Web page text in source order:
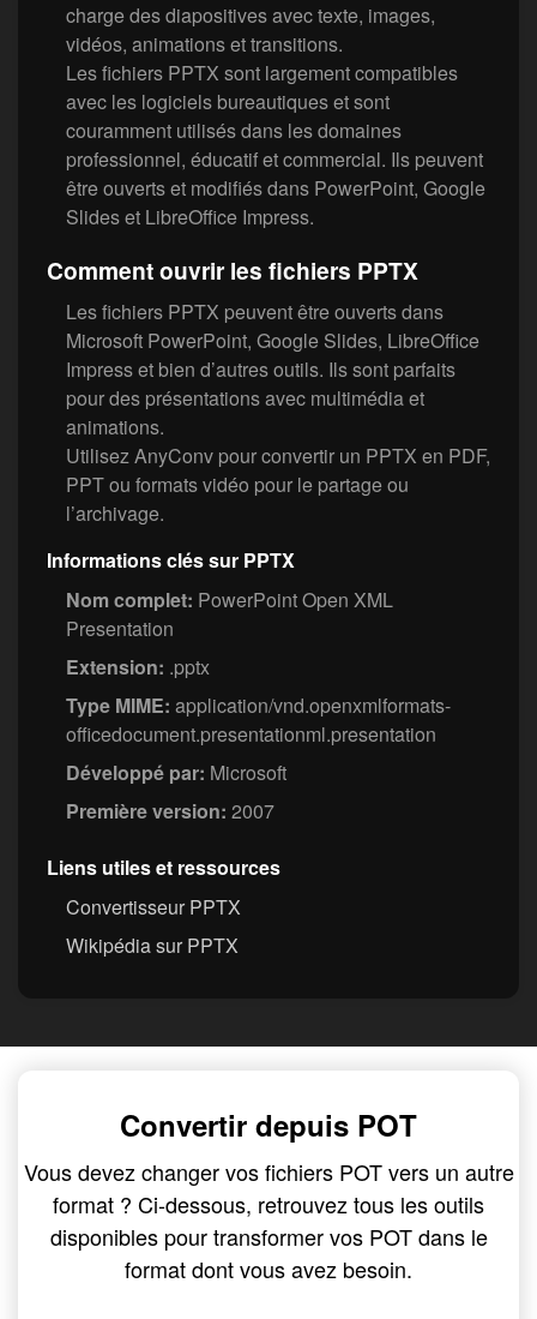
charge des diapositives avec texte, images,
vidéos, animations et transitions.
Les fichiers PPTX sont largement compatibles
avec les logiciels bureautiques et sont
couramment utilisés dans les domaines
professionnel, éducatif et commercial. Ils peuvent
être ouverts et modifiés dans PowerPoint, Google
Slides et LibreOffice Impress.
Comment ouvrir les fichiers PPTX
Les fichiers PPTX peuvent être ouverts dans
Microsoft PowerPoint, Google Slides, LibreOffice
Impress et bien d’autres outils. Ils sont parfaits
pour des présentations avec multimédia et
animations.
Utilisez AnyConv pour convertir un PPTX en PDF,
PPT ou formats vidéo pour le partage ou
l’archivage.
Informations clés sur PPTX
Nom complet: PowerPoint Open XML
Presentation
Extension: .pptx
Type MIME: application/vnd.openxmlformats-
officedocument.presentationml.presentation
Développé par: Microsoft
Première version: 2007
Liens utiles et ressources
Convertisseur PPTX
Wikipédia sur PPTX
Convertir depuis POT
Vous devez changer vos fichiers POT vers un autre
format ? Ci-dessous, retrouvez tous les outils
disponibles pour transformer vos POT dans le
format dont vous avez besoin.